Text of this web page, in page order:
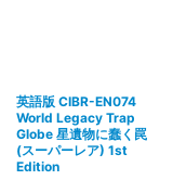
英語版 CIBR-EN074
World Legacy Trap
Globe 星遺物に蠢く罠
(スーパーレア) 1st
Edition